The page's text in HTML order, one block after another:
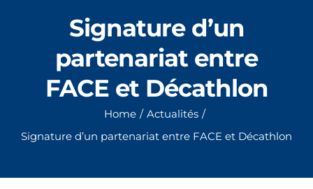
Signature d’un
partenariat entre
FACE et Décathlon
Home / Actualités /
Signature d’un partenariat entre FACE et Décathlon